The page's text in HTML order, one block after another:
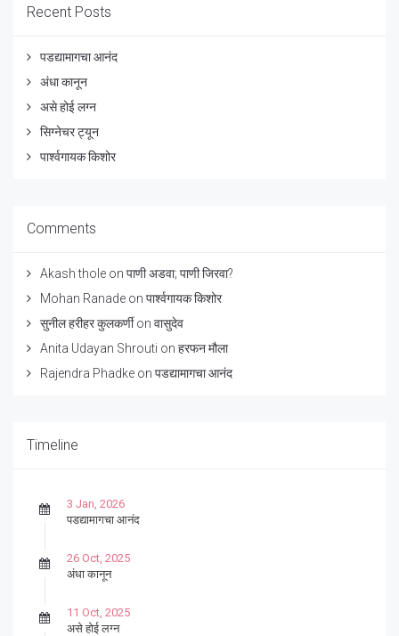
Recent Posts
पडद्यामागचा आनंद
अंधा कानून
असे होई लग्न
सिग्नेचर ट्यून
पार्श्वगायक किशोर
Comments
Akash thole on पाणी अडवा; पाणी जिरवा?
Mohan Ranade on पार्श्वगायक किशोर
सुनील हरीहर कुलकर्णीon वासुदेव
Anita Udayan Shrouti on हरफन मौला
Rajendra Phadke on पडद्यामागचा आनंद
Timeline
3 Jan, 2026
पडद्यामागचा आनंद
26 Oct, 2025
अंधा कानून
11 Oct, 2025
असे होई लग्न